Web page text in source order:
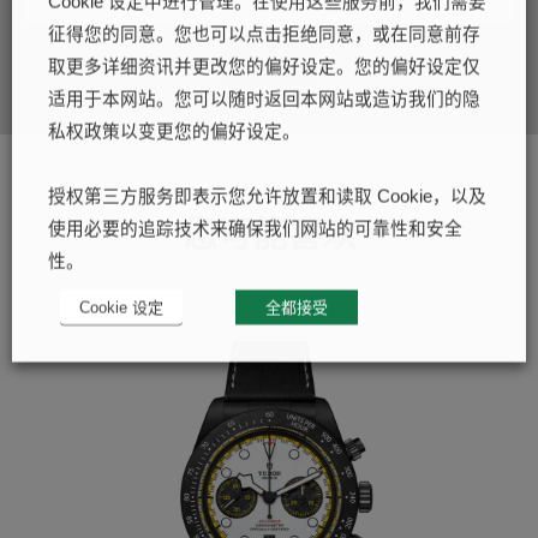
提交
您可能喜欢
征得您的同意。您也可以点击拒绝同意，或在同意前存
取更多详细资讯并更改您的偏好设定。您的偏好设定仅
适用于本网站。您可以随时返回本网站或造访我们的隐
私权政策以变更您的偏好设定。
授权第三方服务即表示您允许放置和读取 Cookie，以及
使用必要的追踪技术来确保我们网站的可靠性和安全
性。
Cookie 设定 全都接受